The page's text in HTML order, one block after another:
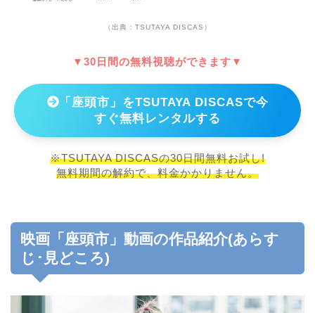
（出典：TSUTAYA DISCAS）
▼30日間の無料視聴ができます▼
「座頭市」をTSUTAYA DISCASで今
すぐ無料レンタルする
※TSUTAYA DISCASの30日間無料お試し!
無料期間の解約で、料金かかりません。
映画「座頭市」動画の作品紹介(あらす
じ･見どころ)